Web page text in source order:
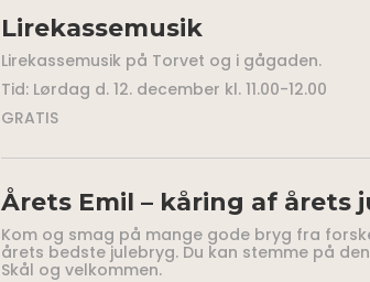
Lirekassemusik
Lirekassemusik på Torvet og i gågaden.
Tid: Lørdag d. 12. december kl. 11.00-12.00
GRATIS
Årets Emil – kåring af årets
Kom og smag på mange gode bryg fra
årets bedste julebryg. Du kan stemme på
Skål og velkommen.